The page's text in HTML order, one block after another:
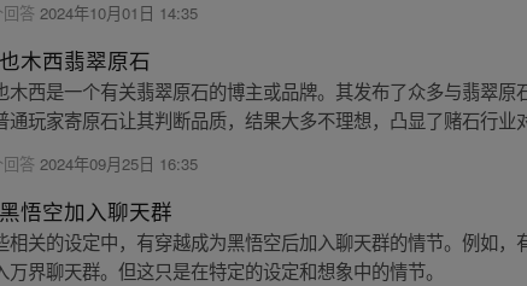
回答 2024年10月01日 14:35
木西翡翠原石
木西是一个有关翡翠原石的博主或品牌。其发布了众多与翡翠
通玩家寄原石让其判断品质，结果大多不理想，凸显了赌石行业
回答2024年09月25日 16:35
悟空加入聊天群
相关的设定中，有穿越成为黑悟空后加入聊天群的情节。例如
万界聊天群。但这只是在特定的设定和想象中的情节。